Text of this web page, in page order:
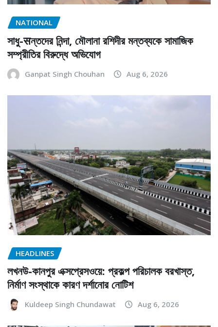
NATIONAL
সাধু-सন্তদের নিন্দা, মৌলানা রশিদীর মন্তব্যকে সামাজিক
সম্প্রীতির বিরুদ্ধে অভিযোগ
Ganpat Singh Chouhan Aug 6, 2026
HEADLINES
লখনউ-কানপুর এক্সপ্রেসওয়ে: প্রকল্প পরিচালক বরখাস্ত,
নির্মাণ সংস্থাকে কারণ দর্শানোর নোটিশ
Kuldeep Singh Chundawat Aug 6, 2026